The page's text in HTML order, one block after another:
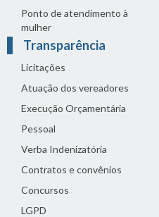
Ponto de atendimento à
mulher
Transparência
Licitações
Atuação dos vereadores
Execução Orçamentária
Pessoal
Verba Indenizatória
Contratos e convênios
Concursos
LGPD